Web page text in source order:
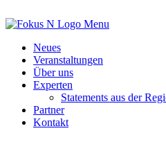
Menu
Neues
Veranstaltungen
Über uns
Experten
Statements aus der
Partner
Kontakt